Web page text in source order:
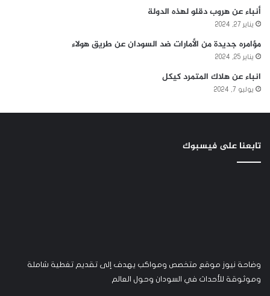
أنباء عن هروب دقلو لهذه الدولة
يناير 27, 2024
مؤامره جديدة من الأمارات ضد السودان عن طريق هولاء
يناير 25, 2024
انباء عن هلاك المتمرد كيكل
يوليو 7, 2024
تابعنا على فيسبوك
وضاحة نيوز موقع متخصص ومواكب يهدف إلى تقديم تغطية شاملة
وموثوقة للأحداث في السودان وحول العالم